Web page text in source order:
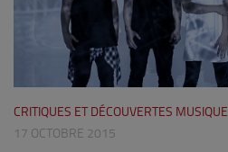
CRITIQUES ET DÉCOUVERTES MUSIQUE
17 OCTOBRE 2015